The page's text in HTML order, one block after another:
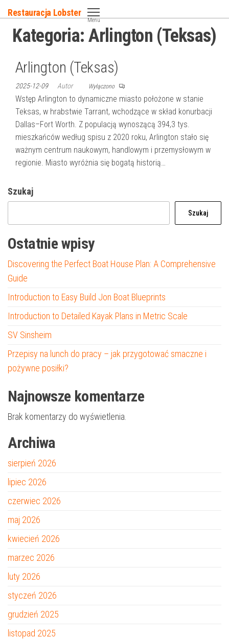
do
treści
Restauracja Lobster
Menu
Kategoria: Arlington (Teksas)
Arlington (Teksas)
2025-12-09 Autor Wyłączono
Wstęp Arlington to dynamiczne miasto położone w stanie
Teksas, w hrabstwie Tarrant, wchodzące w skład konurbacji
Dallas–Fort Worth. Z populacją wynoszącą 394,3 tys.
mieszkańców według spisu z 2020 roku, Arlington stało się
ważnym centrum naukowym, handlowym i przemysłowym w
regionie. Miasto wyróżnia się bogatą historią…
Szukaj
Szukaj
Ostatnie wpisy
Discovering the Perfect Boat House Plan: A Comprehensive
Guide
Introduction to Easy Build Jon Boat Blueprints
Introduction to Detailed Kayak Plans in Metric Scale
SV Sinsheim
Przepisy na lunch do pracy – jak przygotować smaczne i
pożywne posiłki?
Najnowsze komentarze
Brak komentarzy do wyświetlenia.
Archiwa
sierpień 2026
lipiec 2026
czerwiec 2026
maj 2026
kwiecień 2026
marzec 2026
luty 2026
styczeń 2026
grudzień 2025
listopad 2025